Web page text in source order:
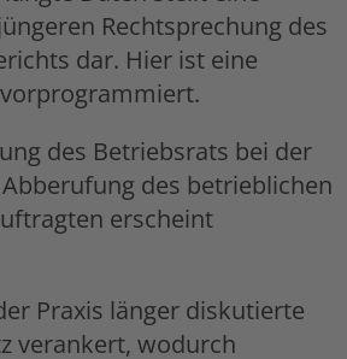
Rechtsprechung des
dar. Hier ist eine
des Betriebsrats bei der
des betrieblichen
erscheint
Praxis länger diskutierte
verankert, wodurch